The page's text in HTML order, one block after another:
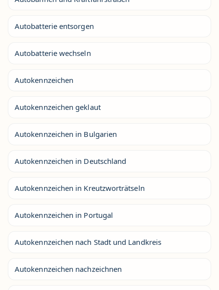
Autobatterie entsorgen
Autobatterie wechseln
Autokennzeichen
Autokennzeichen geklaut
Autokennzeichen in Bulgarien
Autokennzeichen in Deutschland
Autokennzeichen in Kreutzworträtseln
Autokennzeichen in Portugal
Autokennzeichen nach Stadt und Landkreis
Autokennzeichen nachzeichnen